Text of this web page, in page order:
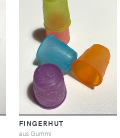
FINGERHUT
aus Gummi